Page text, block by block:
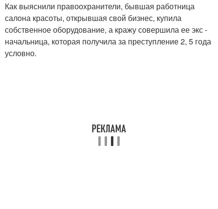
Как выяснили правоохранители, бывшая работница
салона красоты, открывшая свой бизнес, купила
собственное оборудование, а кражу совершила ее экс -
начальница, которая получила за преступление 2, 5 года
условно.